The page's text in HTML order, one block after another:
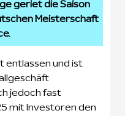
geriet die Saison
Meisterschaft
entlassen und ist
jedoch fast
mit Investoren den